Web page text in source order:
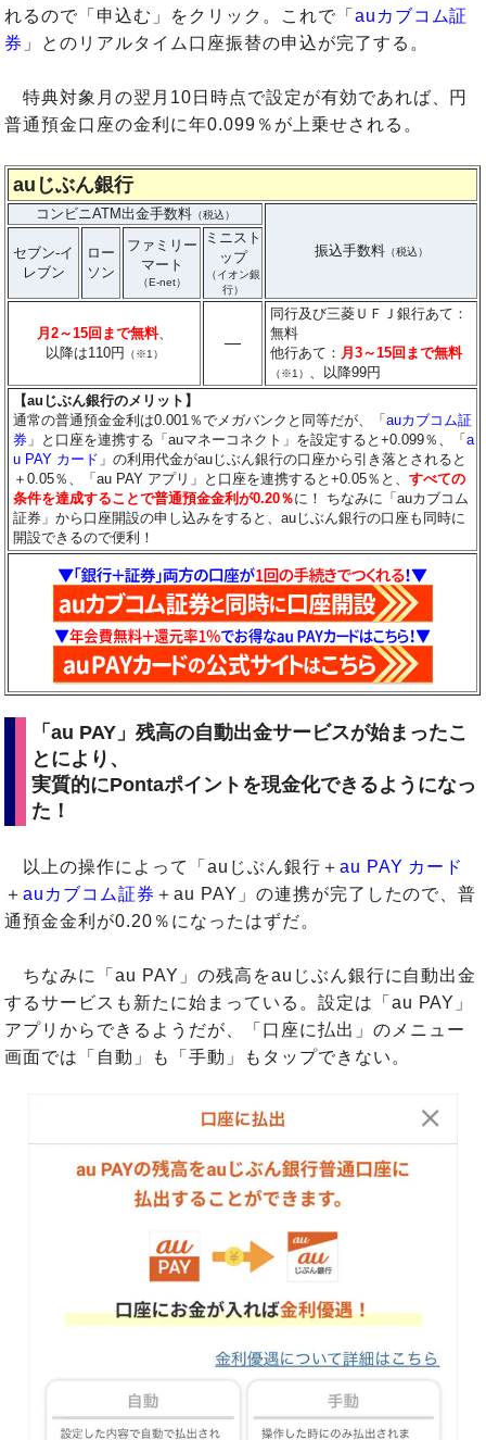
れるので「申込む」をクリック。これで「 auカブコム証
券 」とのリアルタイム口座振替の申込が完了する。
特典対象月の翌月10日時点で設定が有効であれば、円
普通預金口座の金利に年0.099％が上乗せされる。
auじぶん銀行
コンビニATM出金手数料（税込）
振込手数料（税込）
セブン-イ
レブン
ロー
ソン
ファミリー
マート
（E-net）
ミニスト
ップ
（イオン銀
行）
月2～15回まで無料、
以降は110円
（※1）
―
同行及び三菱ＵＦＪ銀行あて：
無料
他行あて： 月3～15回まで無料
（※1） 、以降99円
【auじぶん銀行のメリット】
通常の普通預金金利は0.001％でメガバンクと同等だが、「auカブコム証
券 」と口座を連携する「auマネーコネクト」を設定すると+0.099％、「a
u PAY カード 」の利用代金がauじぶん銀行の口座から引き落とされると
＋0.05％、「au PAY アプリ」と口座を連携すると+0.05％と、すべての
条件を達成することで普通預金金利が0.20％に！ ちなみに「auカブコム
証券」から口座開設の申し込みをすると、auじぶん銀行の口座も同時に
開設できるので便利！
「au PAY」残高の自動出金サービスが始まったこ
とにより、
実質的にPontaポイントを現金化できるようになっ
た！
以上の操作によって「auじぶん銀行＋ au PAY カード
＋auカブコム証券 ＋au PAY」の連携が完了したので、普
通預金金利が0.20％になったはずだ。
ちなみに「au PAY」の残高をauじぶん銀行に自動出金
するサービスも新たに始まっている。設定は「au PAY」
アプリからできるようだが、「口座に払出」のメニュー
画面では「自動」も「手動」もタップできない。